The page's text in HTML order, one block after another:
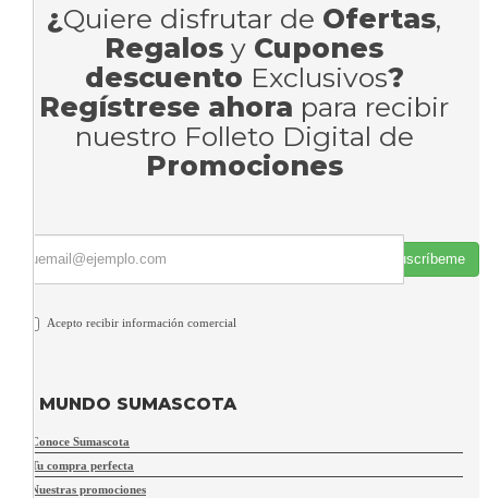
¿Quiere disfrutar de Ofertas,
Regalos y Cupones
descuento Exclusivos?
Regístrese ahora para recibir
nuestro Folleto Digital de
Promociones
Suscríbeme
Acepto recibir información comercial
MUNDO SUMASCOTA
Conoce Sumascota
Tu compra perfecta
Nuestras promociones